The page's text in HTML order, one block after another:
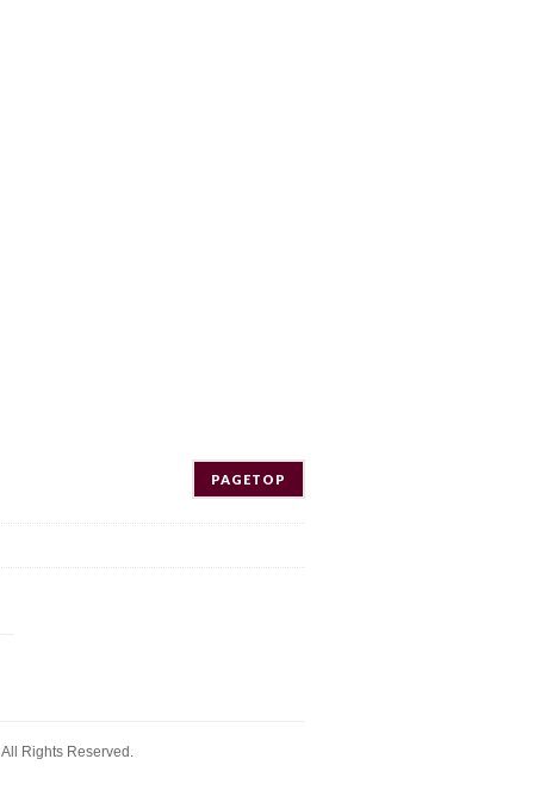
PAGETOP
All Rights Reserved.